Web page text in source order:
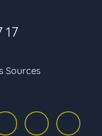
17
Sources